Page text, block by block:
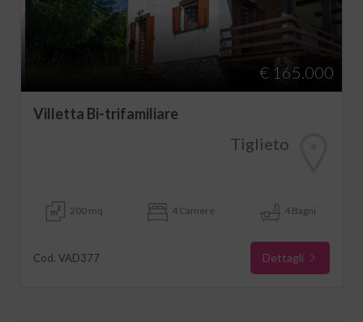
€ 165.000
Villetta Bi-trifamiliare
Tiglieto
200 mq 4 Camere 4 Bagni
Cod. VAD377 Dettagli